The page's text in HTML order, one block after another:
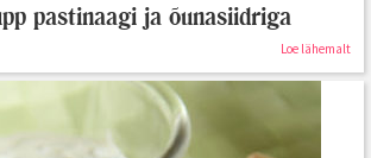
pastinaagi ja õunasiidriga
Loe lähemalt